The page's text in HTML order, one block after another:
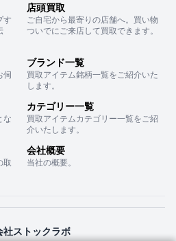
す
店頭買取
ご自宅から最寄りの店舗へ。買い物
ついでにご来店して買取できます。
伺
ブランド一覧
買取アイテム銘柄一覧をご紹介いた
します。
な
カテゴリー一覧
買取アイテムカテゴリー一覧をご紹
介いたします。
取
会社概要
当社の概要。
社ストックラボ